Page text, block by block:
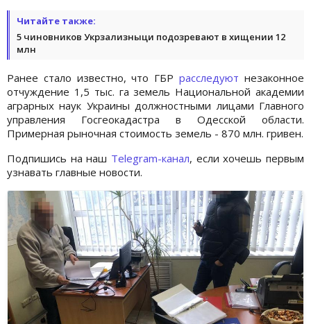
Читайте также:
5 чиновников Укрзализныци подозревают в хищении 12
млн
Ранее стало известно, что ГБРрасследуют незаконное
отчуждение 1,5 тыс. га земель Национальной академии
аграрных наук Украины должностными лицами Главного
управления Госгеокадастра в Одесской области.
Примерная рыночная стоимость земель - 870 млн. гривен.
Подпишись на наш Telegram-канал, если хочешь первым
узнавать главные новости.